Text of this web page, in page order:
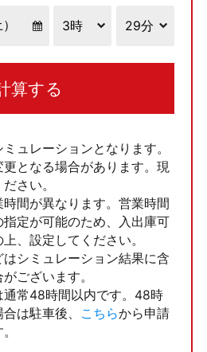
算する
ュレーションとなります。
となる場合があります。現
さい。
間が異なります。営業時間
定が可能のため、入出庫可
、設定してください。
シミュレーション結果に含
ございます。
通常48時間以内です。48時
は駐車後、
こちらから申請